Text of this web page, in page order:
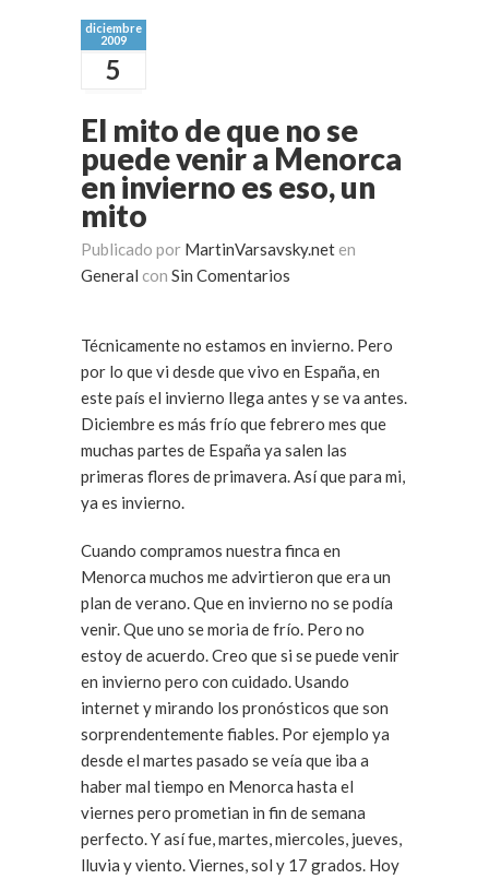
diciembre
2009
5
El mito de que no se
puede venir a Menorca
en invierno es eso, un
mito
Publicado por MartinVarsavsky.net en
General con Sin Comentarios
Técnicamente no estamos en invierno. Pero
por lo que vi desde que vivo en España, en
este país el invierno llega antes y se va antes.
Diciembre es más frío que febrero mes que
muchas partes de España ya salen las
primeras flores de primavera. Así que para mi,
ya es invierno.
Cuando compramos nuestra finca en
Menorca muchos me advirtieron que era un
plan de verano. Que en invierno no se podía
venir. Que uno se moria de frío. Pero no
estoy de acuerdo. Creo que si se puede venir
en invierno pero con cuidado. Usando
internet y mirando los pronósticos que son
sorprendentemente fiables. Por ejemplo ya
desde el martes pasado se veía que iba a
haber mal tiempo en Menorca hasta el
viernes pero prometian in fin de semana
perfecto. Y así fue, martes, miercoles, jueves,
lluvia y viento. Viernes, sol y 17 grados. Hoy